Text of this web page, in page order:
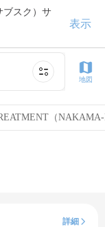
ブスク）サ
表示
（
地図
詳細